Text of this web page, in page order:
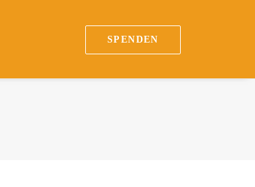
SPENDEN